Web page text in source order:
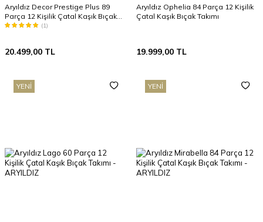
Aryıldız Decor Prestige Plus 89
Parça 12 Kişilik Çatal Kaşık Bıçak
Takımı
(1)
20.499,00 TL
Aryıldız Ophelia 84 Parça 12 Kişilik
Çatal Kaşık Bıçak Takımı
19.999,00 TL
YENI YENI